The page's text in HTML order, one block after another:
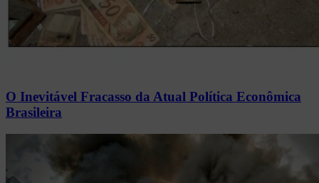
O Inevitável Fracasso da Atual Política Econômica
Brasileira